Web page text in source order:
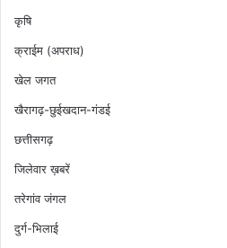
कृषि
क्राईम (अपराध)
खेल जगत
खैरागढ़-छुईखदान-गंडई
छत्तीसगढ़
जिलेवार ख़बरें
तरेगांव जंगल
दुर्ग-भिलाई